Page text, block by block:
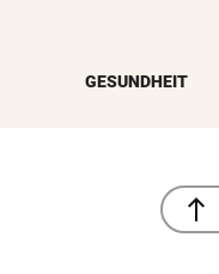
GESUNDHEIT
north